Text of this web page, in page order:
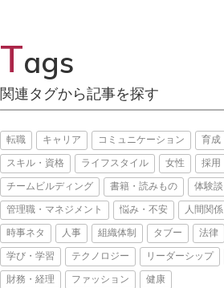
Tags
関連タグから記事を探す
転職 キャリア コミュニケーション 育成
スキル・資格 ライフスタイル 女性 採用
チームビルディング 書籍・読みもの 体験談
管理職・マネジメント 悩み・不安 人間関係
時事ネタ 人事 組織体制 タブー 法律
学び・学習 テクノロジー リーダーシップ
財務・経理 ファッション 健康